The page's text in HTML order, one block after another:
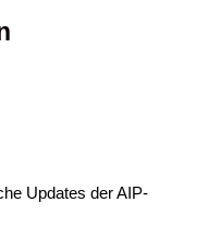
Updates der AIP-